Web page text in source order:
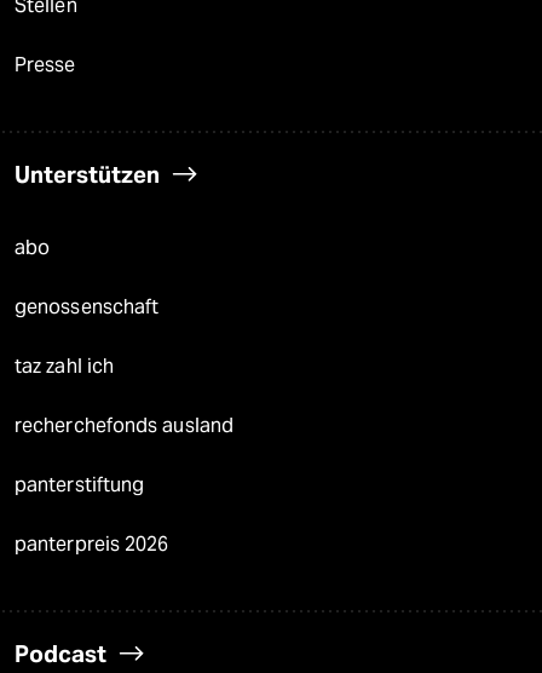
Stellen
Presse
Unterstützen
abo
genossenschaft
taz zahl ich
recherchefonds ausland
panterstiftung
panterpreis 2026
Podcast